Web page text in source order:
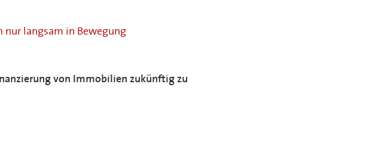
nur langsam in Bewegung
von Immobilien zukünftig zu